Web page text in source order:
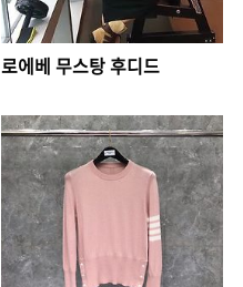
로에베 무스탕 후디드